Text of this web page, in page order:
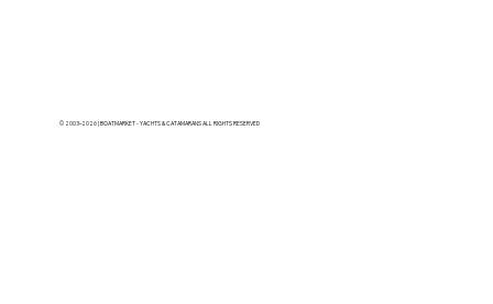
© 2003–2026 | BOATMARKET - YACHTS & CATAMARANS ALL RIGHTS RESERVED